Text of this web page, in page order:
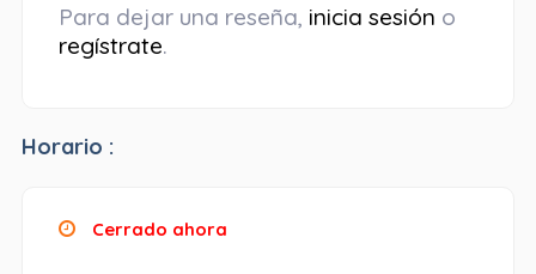
Para dejar una reseña, inicia sesión o
regístrate.
Horario :
Cerrado ahora